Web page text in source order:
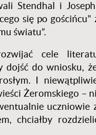
Stendhal i
się po
światu”.
cele
dojść do wniosku,
I
Żeromskiego
chciałby